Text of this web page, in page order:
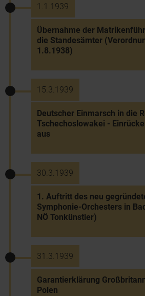
1.1.1939
Übernahme der
die Standesämter
1.8.1938)
15.3.1939
Deutscher Einmarsch in die
Tschechoslowakei -
aus
30.3.1939
1. Auftritt des neu
Symphonie-Orchesters in
NÖ Tonkünstler)
31.3.1939
Garantierklärung
Polen